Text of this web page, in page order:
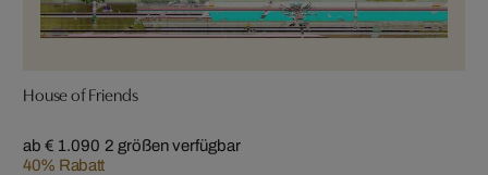
House of Friends
ab € 1.090
40% Rabatt
2 größen verfügbar